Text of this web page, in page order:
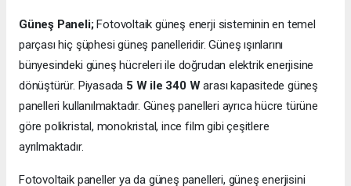
Güneş Paneli;Fotovoltaik güneş enerji sisteminin en temel
parçası hiç şüphesi güneş panelleridir. Güneş ışınlarını
bünyesindeki güneş hücreleri ile doğrudan elektrik enerjisine
dönüştürür. Piyasada 5 W ile 340 Warası kapasitede güneş
panelleri kullanılmaktadır. Güneş panelleri ayrıca hücre türüne
göre polikristal, monokristal, ince film gibi çeşitlere
ayrılmaktadır.
Fotovoltaik paneller ya da güneş panelleri, güneş enerjisini